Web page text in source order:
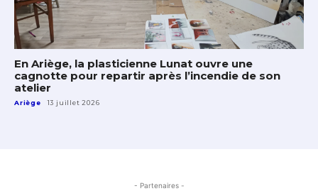
En Ariège, la plasticienne Lunat ouvre une
cagnotte pour repartir après l’incendie de son
atelier
Ariège 13 juillet 2026
- Partenaires -